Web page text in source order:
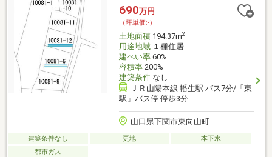
690万円
（坪単価:-）
土地面積194.37m2
用途地域１種住居
建ぺい率60%
容積率200%
建築条件なし
ＪＲ山陽本線 幡生駅 バス7分/「東
駅」バス停 停歩3分
山口県下関市東向山町
建築条件なし 更地
本下水
都市ガス